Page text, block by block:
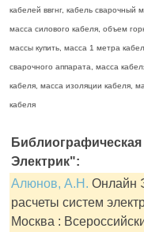
кабелей ввгнг, кабель сварочный
масса силового кабеля, объем
массы купить, масса 1 метра
сварочного аппарата, масса
кабеля, масса изоляции кабеля,
кабеля
Электрик":
Алюнов, А.Н. Онлайн
расчеты систем
Москва :